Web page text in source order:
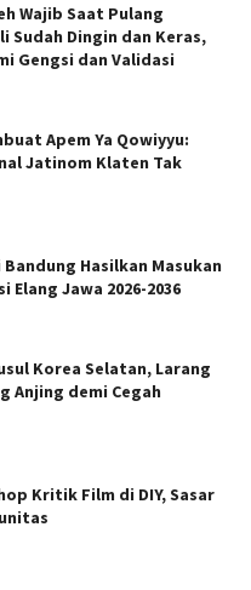
Wajib Saat Pulang
Sudah Dingin dan Keras,
Gengsi dan Validasi
Apem Ya Qowiyyu:
Jatinom Klaten Tak
Hasilkan Masukan
Jawa 2026-2036
Korea Selatan, Larang
Anjing demi Cegah
Kritik Film di DIY, Sasar